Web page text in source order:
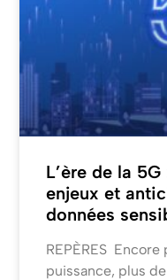
L’ère de la
enjeux et
données
REPÈRES
puissance, plus